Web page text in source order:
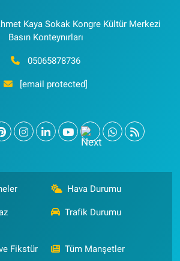
Kaya Sokak Kongre Kültür Merkezi
Basın Konteynırları
05065878736
[email protected]
Hava Durumu
Trafik Durumu
Fikstür Tüm Manşetler